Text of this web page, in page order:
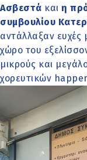
Ασβεστά και η
συμβουλίου
αντάλλαξαν
χώρο του
μικρούς και
χορευτικών